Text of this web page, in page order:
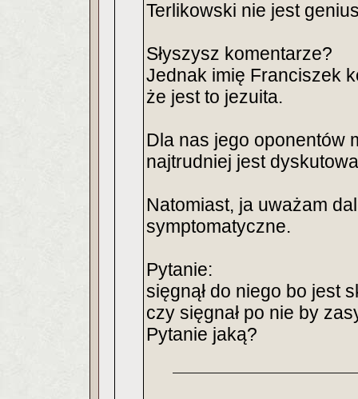
Terlikowski nie jest
Słyszysz komentarze?
Jednak imię Franciszek
że jest to jezuita.
Dla nas jego oponentów
najtrudniej jest
Natomiast, ja uważam
symptomatyczne.
Pytanie:
sięgnął do niego bo jest
czy sięgnał po nie by
Pytanie jaką?